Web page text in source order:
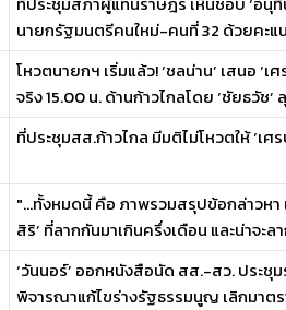
นายกรัฐมนตรีคนใหม่-คนที่ 32 ด้วยคะแ
โหวตนายกฯ เริ่มแล้ว! ‘ชลน่าน’ เสนอ ‘
จริง 15.00 น. ด้านก้าวไกลโดย ‘ชัยธวัช’
ที่ประชุมสส.ก้าวไกล มีมติไม่โหวตให้ ‘เ
"...ทั้งหมดนี้ คือ ภาพรวมสรุปข้อกล่าวหา
สิริ’ ที่ลากกันมาเกินครึ่งเดือน และน่าจะล
‘วันนอร์’ ออกหนังสือนัด สส.-สว. ประชุ
พิจารณาแก้ไขร่างรัฐธรรมนูญ เลิกมาตร